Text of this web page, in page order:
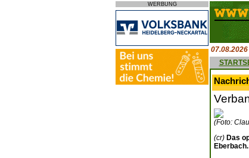
WERBUNG
07.08.2026
(Foto:
(cr) Das